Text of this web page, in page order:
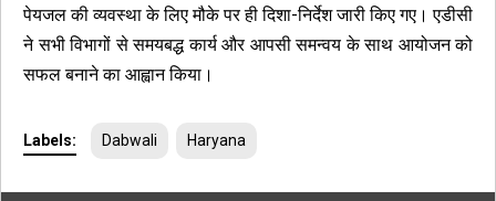
पेयजल की व्यवस्था के लिए मौके पर ही दिशा-निर्देश जारी किए गए। एडीसी
ने सभी विभागों से समयबद्ध कार्य और आपसी समन्वय के साथ आयोजन को
सफल बनाने का आह्वान किया।
Labels: Dabwali Haryana